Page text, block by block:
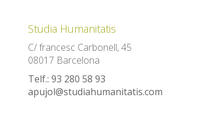
Studia Humanitatis
C/ francesc Carbonell, 45
08017 Barcelona
Telf.: 93 280 58 93
apujol@studiahumanitatis.com